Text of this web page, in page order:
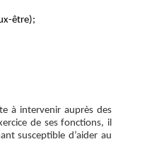
être);
à intervenir auprès des
de ses fonctions, il
susceptible d’aider au